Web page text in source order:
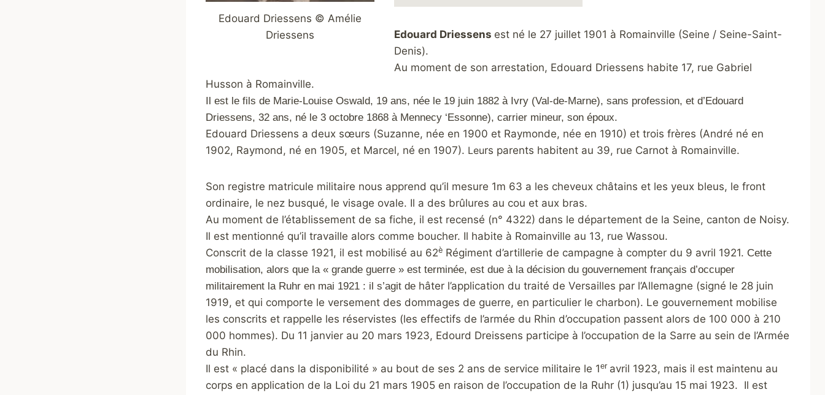
Edouard Driessens © Amélie
Driessens
Edouard Driessens est né le 27 juillet 1901 à Romainville (Seine / Seine-Saint-
Denis).
Au moment de son arrestation, Edouard Driessens habite 17, rue Gabriel
Husson à Romainville.
Il est le fils de Marie-Louise Oswald, 19 ans, née le 19 juin 1882 à Ivry (Val-de-Marne), sans profession, et d’Edouard
Driessens, 32 ans, né le 3 octobre 1868 à Mennecy ‘Essonne), carrier mineur, son époux.
Edouard Driessens a deux sœurs (Suzanne, née en 1900 et Raymonde, née en 1910) et trois frères (André né en
1902, Raymond, né en 1905, et Marcel, né en 1907). Leurs parents habitent au 39, rue Carnot à Romainville.
Son registre matricule militaire nous apprend qu’il mesure 1m 63 a les cheveux châtains et les yeux bleus, le front
ordinaire, le nez busqué, le visage ovale. Il a des brûlures au cou et aux bras.
Au moment de l’établissement de sa fiche, il est recensé (n° 4322) dans le département de la Seine, canton de Noisy.
Il est mentionné qu’il travaille alors comme boucher. Il habite à Romainville au 13, rue Wassou.
Conscrit de la classe 1921, il est mobilisé au 62èRégiment d’artillerie de campagne à compter du 9 avril 1921. Cette
mobilisation, alors que la « grande guerre » est terminée, est due à la décision du gouvernement français d’occuper
militairement la Ruhr en mai 1921 : il s’agit de hâter l’application du traité de Versailles par l’Allemagne (signé le 28 juin
1919, et qui comporte le versement des dommages de guerre, en particulier le charbon). Le gouvernement mobilise
les conscrits et rappelle les réservistes (les effectifs de l’armée du Rhin d’occupation passent alors de 100 000 à 210
000 hommes). Du 11 janvier au 20 mars 1923, Edourd Dreissens participe à l’occupation de la Sarre au sein de l’Armée
du Rhin.
Il est « placé dans la disponibilité » au bout de ses 2 ans de service militaire le 1er avril 1923, mais il est maintenu au
corps en application de la Loi du 21 mars 1905 en raison de l’occupation de la Ruhr (1) jusqu’au 15 mai 1923. Il est